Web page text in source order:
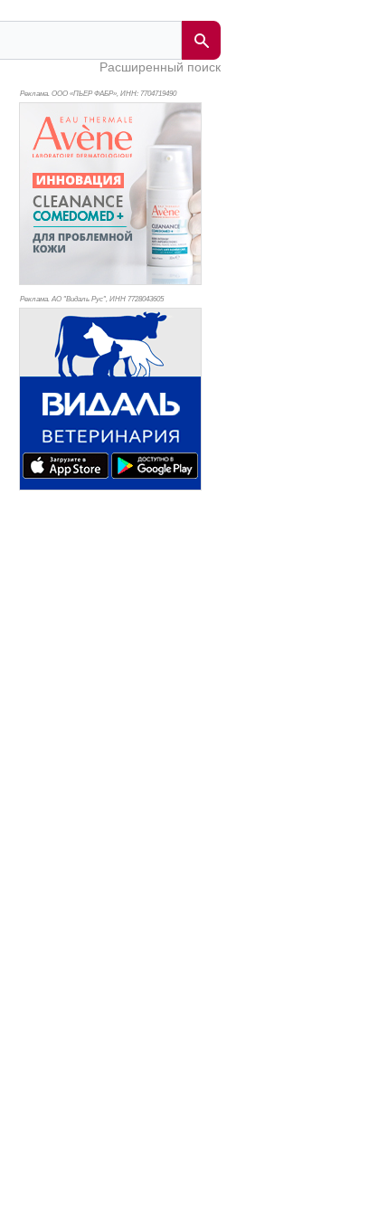
Расширенный поиск
Реклама. ООО «ПЬЕР ФАБР», ИНН: 7704719490
Реклама. АО "Видаль Рус", ИНН 7728043605